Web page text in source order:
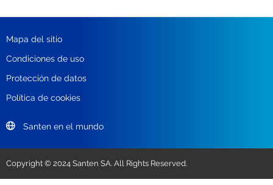
Mapa del sitio
Condiciones de uso
Protección de datos
Política de cookies
Santen en el mundo
Copyright © 2024 Santen SA. All Rights Reserved.